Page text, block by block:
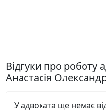
Відгуки про роботу
Анастасія
У адвоката ще немає